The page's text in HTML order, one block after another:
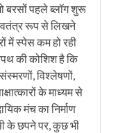
बरसों पहले ब्लॉग शुरू
रूप से लिखने
में स्पेस कम हो रही
की कोशिश है कि
विश्लेषणों,
के माध्यम से
मंच का निर्माण
के छपने पर, कुछ भी